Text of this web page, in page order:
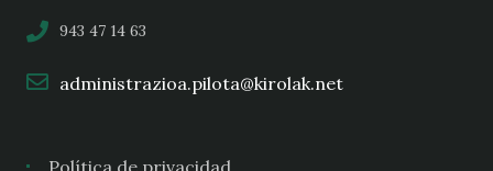
943 47 14 63
administrazioa.pilota@kirolak.net